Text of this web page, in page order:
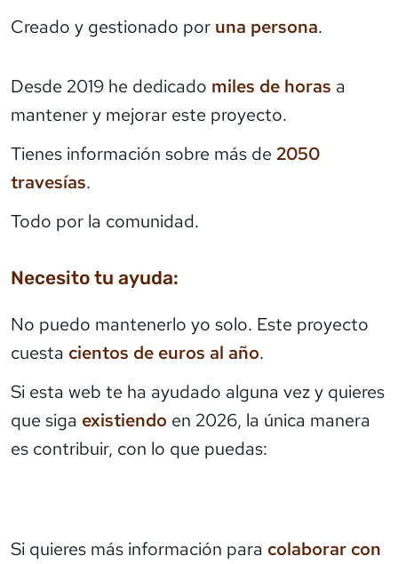
Creado y gestionado por una persona.
Desde 2019 he dedicado miles de horas a
mantener y mejorar este proyecto.
Tienes información sobre más de 2050
travesías.
Todo por la comunidad.
Necesito tu ayuda:
No puedo mantenerlo yo solo. Este proyecto
cuesta cientos de euros al año.
Si esta web te ha ayudado alguna vez y quieres
que siga existiendo en 2026, la única manera
es contribuir, con lo que puedas:
Si quieres más información para colaborar con